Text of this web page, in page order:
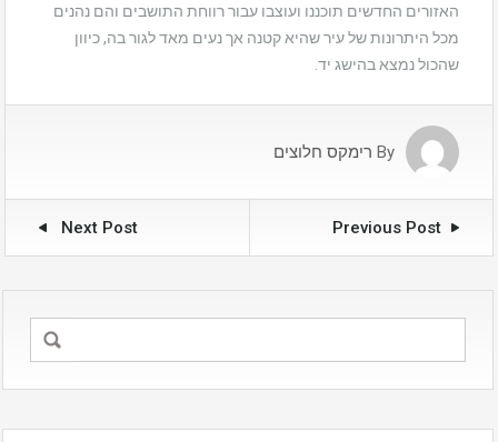
האזורים החדשים תוכננו ועוצבו עבור רווחת התושבים והם נהנים
מכל היתרונות של עיר שהיא קטנה אך נעים מאד לגור בה, כיוון
שהכול נמצא בהישג יד.
By רימקס חלוצים
Previous Post
Next Post